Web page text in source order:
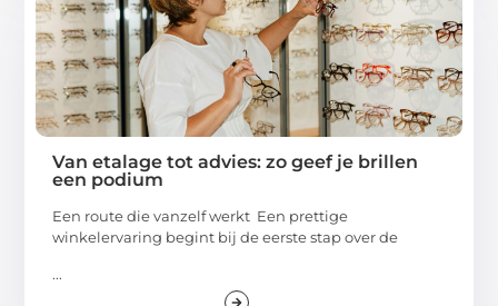
Van etalage tot advies: zo geef je brillen
een podium
Een route die vanzelf werkt Een prettige
winkelervaring begint bij de eerste stap over de
...